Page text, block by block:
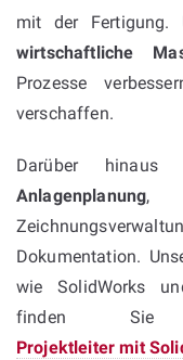
mit der
wirtschaftliche
Prozesse
verschaffen.
Darüber hinaus
Anlagenplanung,
Dokumentation.
wie SolidWorks
finden
Projektleiter mit